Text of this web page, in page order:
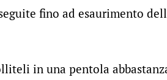
fino ad esaurimento
in una pentola